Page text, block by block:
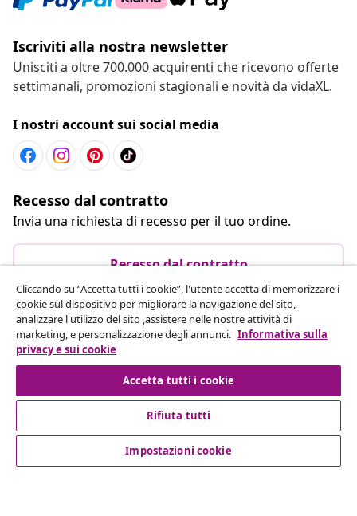
Iscriviti alla nostra newsletter
Unisciti a oltre 700.000 acquirenti che ricevono offerte
settimanali, promozioni stagionali e novità da vidaXL.
I nostri account sui social media
Recesso dal contratto
Invia una richiesta di recesso per il tuo ordine.
Recesso dal contratto
Servizio clienti
Scopri di più
Cliccando su “Accetta tutti i cookie”, l'utente accetta di memorizzare i
cookie sul dispositivo per migliorare la navigazione del sito,
analizzare l'utilizzo del sito ,assistere nelle nostre attività di
marketing, e personalizzazione degli annunci. Informativa sulla
privacy e sui cookie
Accetta tutti i cookie
Rifiuta tutti
Impostazioni cookie